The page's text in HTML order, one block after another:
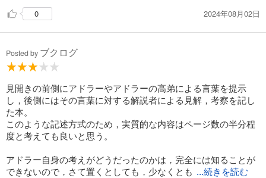
・間違いをわからせるには、
親しみのある話し合いをすればいい。
大切なのは、それができる信頼関係を築くこと
・他人と比較してはいけない
できている部分を見つけ、
それにきづかせることが重要
・人は失敗を通じてしか学ばない
自ら変わろうと決断するのを見守る
0 2024年08月02日
Posted by ブクログ
見開きの前側にアドラーやアドラーの高弟による言葉を提示
し，後側にはその言葉に対する解説者による見解，考察を記し
た本。
このような記述方式のため，実質的な内容はページ数の半分程
度と考えても良いと思う。
アドラー自身の考えがどうだったのかは，完全には知ることが
できないので，さて置くとしても，少なくとも ...続きを読む